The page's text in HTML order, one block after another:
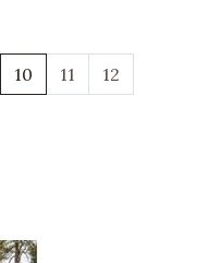
10 11
12